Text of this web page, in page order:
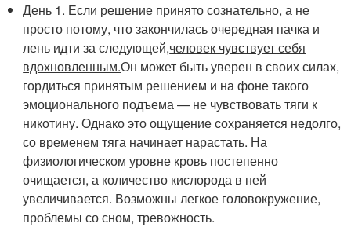
День 1. Если решение принято сознательно, а не
просто потому, что закончилась очередная пачка и
лень идти за следующей,человек чувствует себя
вдохновленным.Он может быть уверен в своих силах,
гордиться принятым решением и на фоне такого
эмоционального подъема — не чувствовать тяги к
никотину. Однако это ощущение сохраняется недолго,
со временем тяга начинает нарастать. На
физиологическом уровне кровь постепенно
очищается, а количество кислорода в ней
увеличивается. Возможны легкое головокружение,
проблемы со сном, тревожность.